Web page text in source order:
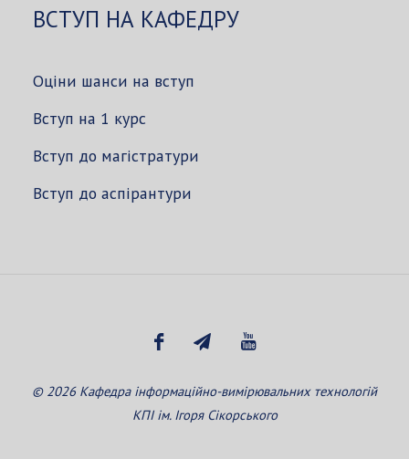
ВСТУП НА КАФЕДРУ
Оціни шанси на вступ
Вступ на 1 курс
Вступ до магістратури
Вступ до аспірантури
© 2026 Кафедра інформаційно-вимірювальних технологій
КПІ ім. Ігоря Сікорського